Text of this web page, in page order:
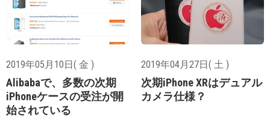
2019年05月10日( 金 )
Alibabaで、多数の次期
iPhoneケースの受注が開
始されている
2019年04月27日( 土 )
次期iPhone XRはデュアル
カメラ仕様？